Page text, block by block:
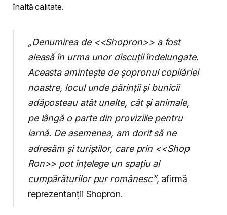
înaltă calitate.
„Denumirea de <<Shopron>> a fost
aleasă în urma unor discuții îndelungate.
Aceasta amintește de șopronul copilăriei
noastre, locul unde părinții și bunicii
adăposteau atât unelte, cât și animale,
pe lângă o parte din proviziile pentru
iarnă. De asemenea, am dorit să ne
adresăm și turiștilor, care prin <<Shop
Ron>> pot înțelege un spațiu al
cumpărăturilor pur românesc”, afirmă
reprezentanții Shopron.